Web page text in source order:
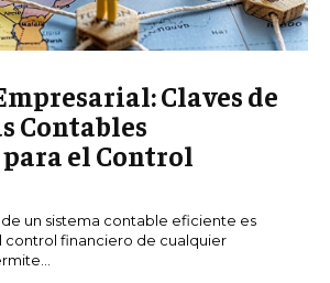
Claves de
Contables
el Control
un sistema contable eficiente es
control financiero de cualquier